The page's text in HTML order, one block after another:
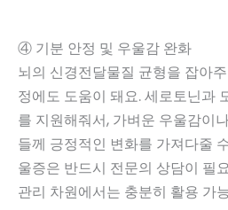
④ 기분 안정 및 우울감 완화
뇌의 신경전달물질 균형을 잡아
정에도 도움이 돼요. 세로토닌과
를 지원해줘서, 가벼운 우울감이
들께 긍정적인 변화를 가져다줄
울증은 반드시 전문의 상담이 필
관리 차원에서는 충분히 활용 가